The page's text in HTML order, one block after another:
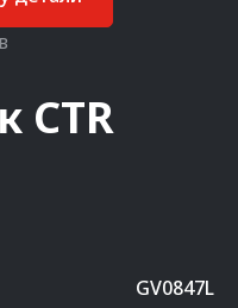
CTR
GV0847L